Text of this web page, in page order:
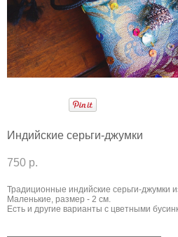
Индийские серьги-джумки
750 p.
Традиционные индийские серьги-джумки
Маленькие, размер - 2 см.
Есть и другие варианты с цветными